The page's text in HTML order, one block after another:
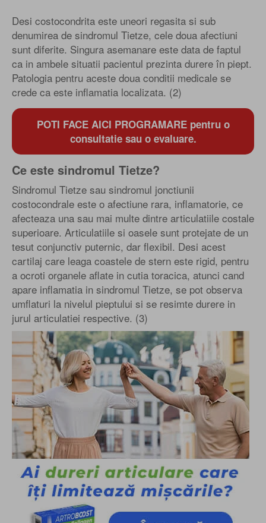
Desi costocondrita este uneori regasita si sub
denumirea de sindromul Tietze, cele doua afectiuni
sunt diferite. Singura asemanare este data de faptul
ca in ambele situatii pacientul prezinta durere în piept.
Patologia pentru aceste doua conditii medicale se
crede ca este inflamatia localizata. (2)
POTI FACE AICI PROGRAMARE pentru o
consultatie sau o evaluare.
Ce este sindromul Tietze?
Sindromul Tietze sau sindromul jonctiunii
costocondrale este o afectiune rara, inflamatorie, ce
afecteaza una sau mai multe dintre articulatiile costale
superioare. Articulatiile si oasele sunt protejate de un
tesut conjunctiv puternic, dar flexibil. Desi acest
cartilaj care leaga coastele de stern este rigid, pentru
a ocroti organele aflate in cutia toracica, atunci cand
apare inflamatia in sindromul Tietze, se pot observa
umflaturi la nivelul pieptului si se resimte durere in
jurul articulatiei respective. (3)